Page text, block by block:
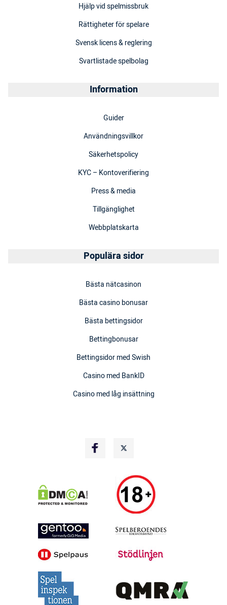
Hjälp vid spelmissbruk
Rättigheter för spelare
Svensk licens & reglering
Svartlistade spelbolag
Information
Guider
Användningsvillkor
Säkerhetspolicy
KYC – Kontoverifiering
Press & media
Tillgänglighet
Webbplatskarta
Populära sidor
Bästa nätcasinon
Bästa casino bonusar
Bästa bettingsidor
Bettingbonusar
Bettingsidor med Swish
Casino med BankID
Casino med låg insättning